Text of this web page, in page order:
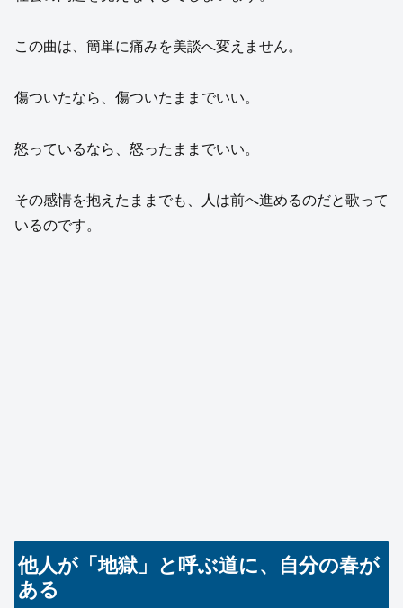
この曲は、簡単に痛みを美談へ変えません。
傷ついたなら、傷ついたままでいい。
怒っているなら、怒ったままでいい。
その感情を抱えたままでも、人は前へ進めるのだと歌って
いるのです。
他人が「地獄」と呼ぶ道に、自分の春が
ある